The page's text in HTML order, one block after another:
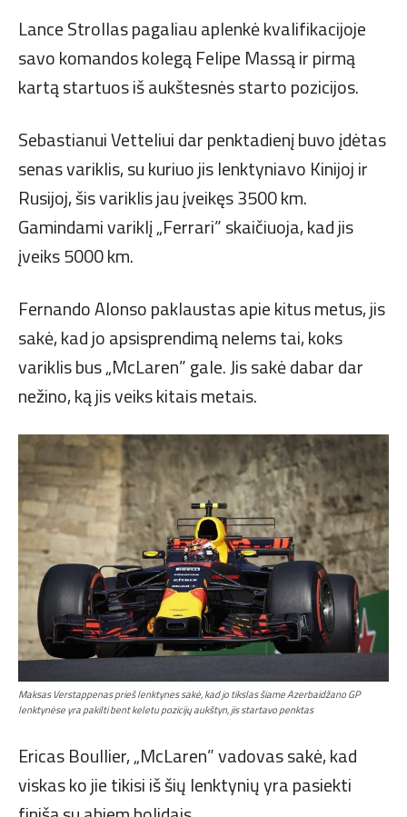
Lance Strollas pagaliau aplenkė kvalifikacijoje
savo komandos kolegą Felipe Massą ir pirmą
kartą startuos iš aukštesnės starto pozicijos.
Sebastianui Vetteliui dar penktadienį buvo įdėtas
senas variklis, su kuriuo jis lenktyniavo Kinijoj ir
Rusijoj, šis variklis jau įveikęs 3500 km.
Gamindami variklį „Ferrari” skaičiuoja, kad jis
įveiks 5000 km.
Fernando Alonso paklaustas apie kitus metus, jis
sakė, kad jo apsisprendimą nelems tai, koks
variklis bus „McLaren” gale. Jis sakė dabar dar
nežino, ką jis veiks kitais metais.
Maksas Verstappenas prieš lenktynes sakė, kad jo tikslas šiame Azerbaidžano GP
lenktynėse yra pakilti bent keletu pozicijų aukštyn, jis startavo penktas
Ericas Boullier, „McLaren” vadovas sakė, kad
viskas ko jie tikisi iš šių lenktynių yra pasiekti